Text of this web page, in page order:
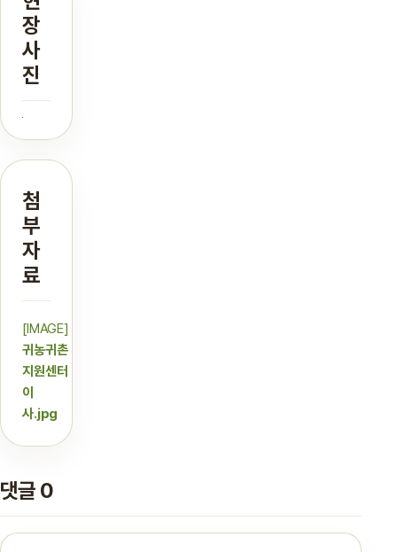
장
사
진
첨
부
자
료
[IMAGE]
귀농귀촌
지원센터
이
사.jpg
댓글 0